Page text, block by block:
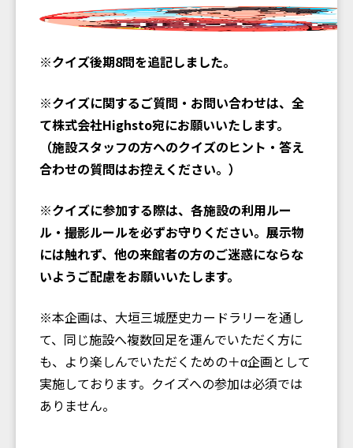
※クイズ後期8問を追記しました。
※クイズに関するご質問・お問い合わせは、全
て株式会社Highsto宛にお願いいたします。
（施設スタッフの方へのクイズのヒント・答え
合わせの質問はお控えください。）
※クイズに参加する際は、各施設の利用ルー
ル・撮影ルールを必ずお守りください。展示物
には触れず、他の来館者の方のご迷惑にならな
いようご配慮をお願いいたします。
※本企画は、大垣三城歴史カードラリーを通し
て、同じ施設へ複数回足を運んでいただく方に
も、より楽しんでいただくための＋α企画として
実施しております。クイズへの参加は必須では
ありません。